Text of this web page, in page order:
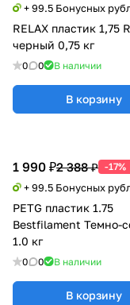
+ 99.5 Бонусных
RELAX пластик 1,75
черный 0,75 кг
0 0 В наличии
В корзину
1 990 ₽2 388 ₽ -17%
+ 99.5 Бонусных
PETG пластик 1.75
Bestfilament Темно-
1.0 кг
0 0 В наличии
В корзину